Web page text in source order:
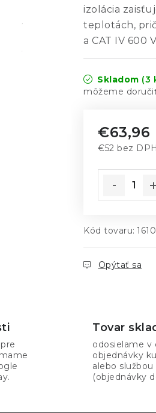
izolácia
teplotách,
a CAT IV 600
Skladom (3
€63,96
€52 bez DPH
Kód tovaru:
Opýtať sa
Tovar
odosielame v
objednávky
alebo
(objednávky